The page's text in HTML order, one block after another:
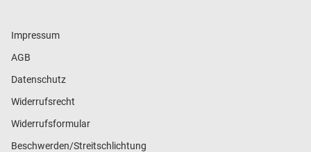
Impressum
AGB
Datenschutz
Widerrufsrecht
Widerrufsformular
Beschwerden/Streitschlichtung